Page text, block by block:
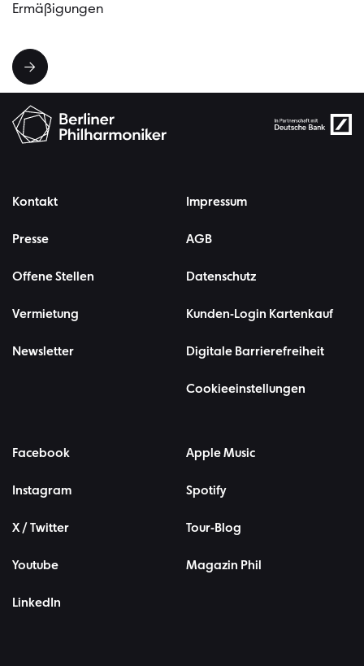
Ermäßigungen
Kontakt
Presse
Offene Stellen
Vermietung
Newsletter
Impressum
AGB
Datenschutz
Kunden-Login Kartenkauf
Digitale Barrierefreiheit
Cookieeinstellungen
Facebook
Instagram
X / Twitter
Youtube
LinkedIn
Apple Music
Spotify
Tour-Blog
Magazin Phil